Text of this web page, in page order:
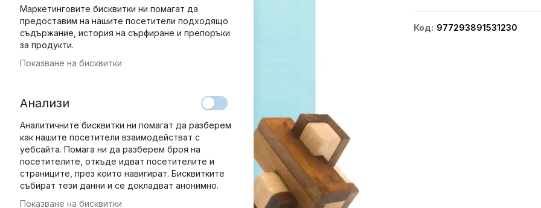
Код 977293891531230
Маркетинговите бисквитки ни помагат да
предоставим на нашите посетители подходящо
съдържание, история на сърфиране и препоръки
за продукти.
Показване на бисквитки
Анализи
Аналитичните бисквитки ни помагат да разберем
как нашите посетители взаимодействат с
уебсайта. Помага ни да разберем броя на
посетителите, откъде идват посетителите и
страниците, през които навигират. Бисквитките
събират тези данни и се докладват анонимно.
Показване на бисквитки